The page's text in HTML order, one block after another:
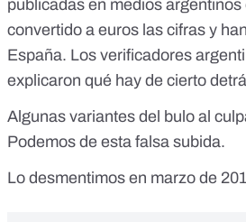
publicadas en medios argentinos
convertido a euros las cifras y
España. Los verificadores
explicaron qué hay de cierto
Algunas variantes del bulo al
Podemos de esta falsa subida.
Lo desmentimos en marzo de